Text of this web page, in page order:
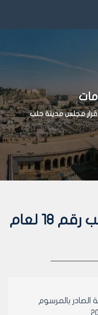
قرار مجلس مدينة حلب
قرار مجلس مدينة حلب رقم 18 لعام
الصادر بالمرسوم